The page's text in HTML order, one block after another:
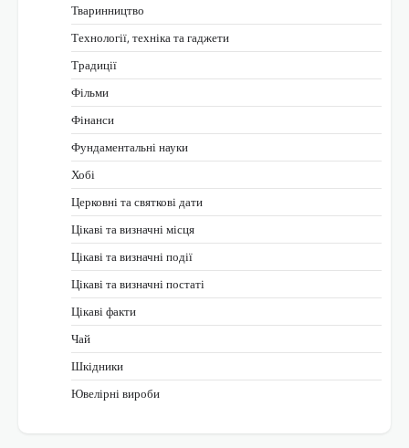
Тваринництво
Технології, техніка та гаджети
Традиції
Фільми
Фінанси
Фундаментальні науки
Хобі
Церковні та святкові дати
Цікаві та визначні місця
Цікаві та визначні події
Цікаві та визначні постаті
Цікаві факти
Чай
Шкідники
Ювелірні вироби